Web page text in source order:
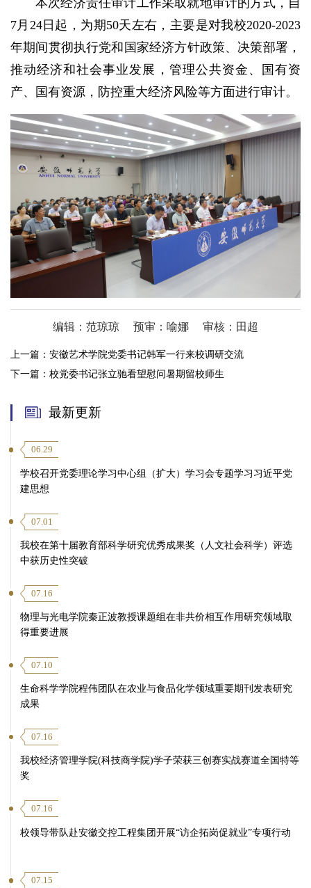
7月24日起，为期50天左右，主要是对我校2020-2023
年期间贯彻执行党和国家经济方针政策、决策部署，
推动经济和社会事业发展，管理公共资金、国有资
产、国有资源，防控重大经济风险等方面进行审计。
编辑：范琼琼 预审：喻娜 审核：田超
上一篇： 安徽艺术学院党委书记韩军一行来校调研交流
下一篇： 校党委书记张立驰看望慰问暑期留校师生
最新更新
06.29
学校召开党委理论学习中心组（扩大）学习会专题学习习近平党
建思想
07.01
我校在第十届教育部科学研究优秀成果奖（人文社会科学）评选
中获历史性突破
07.16
物理与光电学院秦正波教授课题组在非共价相互作用研究领域取
得重要进展
07.10
生命科学学院程伟团队在农业与食品化学领域重要期刊发表研究
成果
07.16
我校经济管理学院(科技商学院)学子荣获三创赛实战赛道全国特等
奖
07.16
校领导带队赴安徽交控工程集团开展“访企拓岗促就业”专项行动
07.15